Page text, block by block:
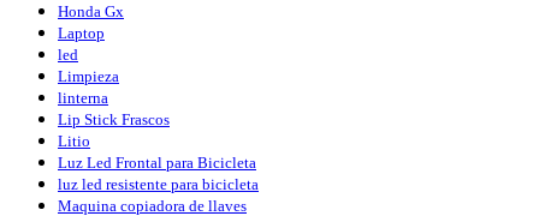
Honda Gx
Laptop
led
Limpieza
linterna
Lip Stick Frascos
Litio
Luz Led Frontal para Bicicleta
luz led resistente para bicicleta
Maquina copiadora de llaves